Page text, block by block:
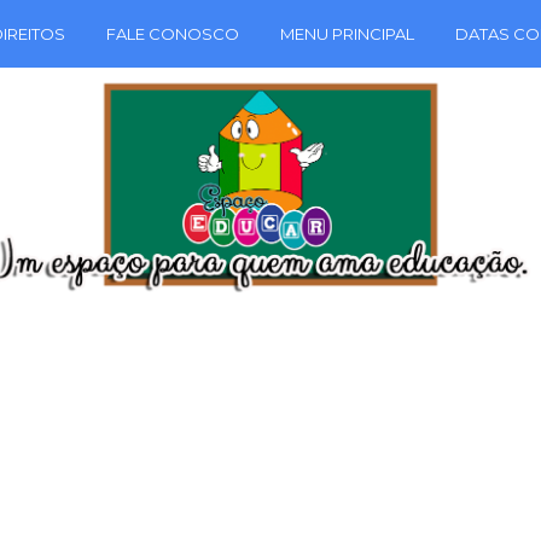
FALE CONOSCO MENU PRINCIPAL DATAS